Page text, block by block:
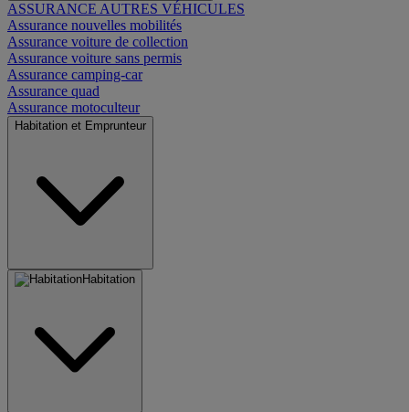
ASSURANCE AUTRES VÉHICULES
Assurance nouvelles mobilités
Assurance voiture de collection
Assurance voiture sans permis
Assurance camping-car
Assurance quad
Assurance motoculteur
Habitation et Emprunteur
Habitation